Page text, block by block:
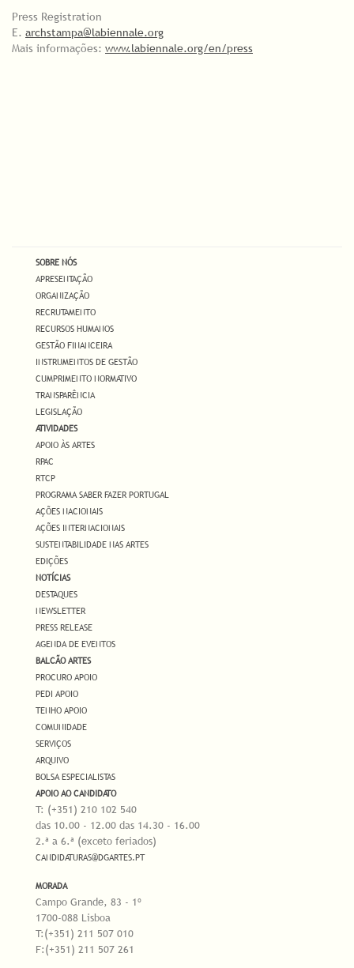
Press Registration
E. archstampa@labiennale.org
Mais informações: www.labiennale.org/en/press
SOBRE NÓS
APRESENTAÇÃO
ORGANIZAÇÃO
RECRUTAMENTO
RECURSOS HUMANOS
GESTÃO FINANCEIRA
INSTRUMENTOS DE GESTÃO
CUMPRIMENTO NORMATIVO
TRANSPARÊNCIA
LEGISLAÇÃO
ATIVIDADES
APOIO ÀS ARTES
RPAC
RTCP
PROGRAMA SABER FAZER PORTUGAL
AÇÕES NACIONAIS
AÇÕES INTERNACIONAIS
SUSTENTABILIDADE NAS ARTES
EDIÇÕES
NOTÍCIAS
DESTAQUES
NEWSLETTER
PRESS RELEASE
AGENDA DE EVENTOS
BALCÃO ARTES
PROCURO APOIO
PEDI APOIO
TENHO APOIO
COMUNIDADE
SERVIÇOS
ARQUIVO
BOLSA ESPECIALISTAS
APOIO AO CANDIDATO
T: (+351) 210 102 540
das 10.00 - 12.00 das 14.30 - 16.00
2.ª a 6.ª (exceto feriados)
CANDIDATURAS@DGARTES.PT
MORADA
Campo Grande, 83 - 1º
1700-088 Lisboa
T:(+351) 211 507 010
F:(+351) 211 507 261